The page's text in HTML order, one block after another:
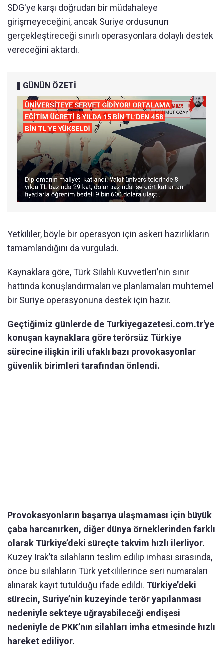
SDG'ye karşı doğrudan bir müdahaleye
girişmeyeceğini, ancak Suriye ordusunun
gerçekleştireceği sınırlı operasyonlara dolaylı destek
vereceğini aktardı.
GÜNÜN ÖZETİ
Yetkililer, böyle bir operasyon için askeri hazırlıkların
tamamlandığını da vurguladı.
Kaynaklara göre, Türk Silahlı Kuvvetleri’nin sınır
hattında konuşlandırmaları ve planlamaları muhtemel
bir Suriye operasyonuna destek için hazır.
Geçtiğimiz günlerde de Turkiyegazetesi.com.tr'ye
konuşan kaynaklara göre terörsüz Türkiye
sürecine ilişkin irili ufaklı bazı provokasyonlar
güvenlik birimleri tarafından önlendi.
Provokasyonların başarıya ulaşmaması için büyük
çaba harcanırken, diğer dünya örneklerinden farklı
olarak Türkiye’deki süreçte takvim hızlı ilerliyor.
Kuzey Irak’ta silahların teslim edilip imhası sırasında,
önce bu silahların Türk yetkililerince seri numaraları
alınarak kayıt tutulduğu ifade edildi. Türkiye’deki
sürecin, Suriye’nin kuzeyinde terör yapılanması
nedeniyle sekteye uğrayabileceği endişesi
nedeniyle de PKK’nın silahları imha etmesinde hızlı
hareket ediliyor.